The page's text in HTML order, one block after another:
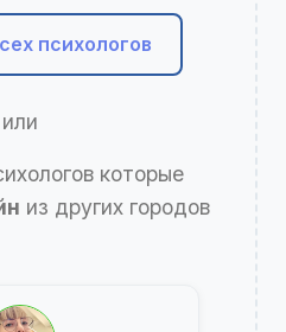
психологов
или
которые
из других городов